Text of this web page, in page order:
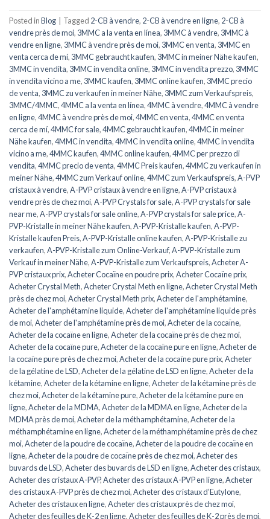
Posted inBlog Tagged 2-CB à vendre, 2-CB à vendre en ligne, 2-CB à
vendre près de moi, 3MMC a la venta en línea, 3MMC à vendre, 3MMC à
vendre en ligne, 3MMC à vendre près de moi, 3MMC en venta, 3MMC en
venta cerca de mí, 3MMC gebraucht kaufen, 3MMC in meiner Nähe kaufen,
3MMC in vendita, 3MMC in vendita online, 3MMC in vendita prezzo, 3MMC
in vendita vicino a me, 3MMC kaufen, 3MMC online kaufen, 3MMC precio
de venta, 3MMC zu verkaufen in meiner Nähe, 3MMC zum Verkaufspreis,
3MMC/4MMC,4MMC a la venta en línea,4MMC à vendre,4MMC à vendre
en ligne,4MMC à vendre près de moi,4MMC en venta,4MMC en venta
cerca de mí,4MMC for sale,4MMC gebraucht kaufen,4MMC in meiner
Nähe kaufen,4MMC in vendita,4MMC in vendita online,4MMC in vendita
vicino a me,4MMC kaufen,4MMC online kaufen,4MMC per prezzo di
vendita,4MMC precio de venta,4MMC Preis kaufen,4MMC zu verkaufen in
meiner Nähe,4MMC zum Verkauf online,4MMC zum Verkaufspreis,A-PVP
cristaux à vendre,A-PVP cristaux à vendre en ligne,A-PVP cristaux à
vendre près de chez moi,A-PVP Crystals for sale,A-PVP crystals for sale
near me,A-PVP crystals for sale online,A-PVP crystals for sale price,A-
PVP-Kristalle in meiner Nähe kaufen,A-PVP-Kristalle kaufen,A-PVP-
Kristalle kaufen Preis,A-PVP-Kristalle online kaufen,A-PVP-Kristalle zu
verkaufen,A-PVP-Kristalle zum Online-Verkauf,A-PVP-Kristalle zum
Verkauf in meiner Nähe,A-PVP-Kristalle zum Verkaufspreis,Acheter A-
PVP cristaux prix,Acheter Cocaïne en poudre prix,Acheter Cocaïne prix,
Acheter Crystal Meth,Acheter Crystal Meth en ligne,Acheter Crystal Meth
près de chez moi,Acheter Crystal Meth prix,Acheter de l'amphétamine,
Acheter de l'amphétamine liquide,Acheter de l'amphétamine liquide près
de moi,Acheter de l'amphétamine près de moi,Acheter de la cocaïne,
Acheter de la cocaïne en ligne,Acheter de la cocaïne près de chez moi,
Acheter de la cocaïne pure,Acheter de la cocaïne pure en ligne,Acheter de
la cocaïne pure près de chez moi,Acheter de la cocaïne pure prix,Acheter
de la gélatine de LSD,Acheter de la gélatine de LSD en ligne,Acheter de la
kétamine,Acheter de la kétamine en ligne,Acheter de la kétamine près de
chez moi,Acheter de la kétamine pure,Acheter de la kétamine pure en
ligne,Acheter de la MDMA,Acheter de la MDMA en ligne,Acheter de la
MDMA près de moi,Acheter de la méthamphétamine,Acheter de la
méthamphétamine en ligne,Acheter de la méthamphétamine près de chez
moi,Acheter de la poudre de cocaïne,Acheter de la poudre de cocaïne en
ligne,Acheter de la poudre de cocaïne près de chez moi,Acheter des
buvards de LSD,Acheter des buvards de LSD en ligne,Acheter des cristaux,
Acheter des cristaux A-PVP,Acheter des cristaux A-PVP en ligne,Acheter
des cristaux A-PVP près de chez moi,Acheter des cristaux d’Eutylone,
Acheter des cristaux en ligne,Acheter des cristaux près de chez moi,
Acheter des feuilles de K-2 en ligne,Acheter des feuilles de K-2 près de moi,